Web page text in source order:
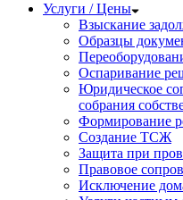
Услуги / Цены
Взыскание
Образцы
Оспаривание
Юридическое
собрания
Формирование
Создание ТСЖ
Защита при
Правовое
Исключение